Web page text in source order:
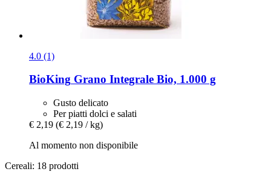
4.0 (1)
BioKing Grano Integrale Bio, 1.000 g
Gusto delicato
Per piatti dolci e salati
€ 2,19 (€ 2,19 / kg)
Al momento non disponibile
Cereali: 18 prodotti